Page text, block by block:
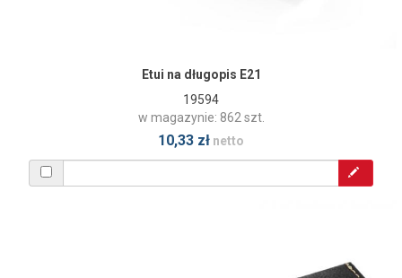
Etui na długopis E21
19594
w magazynie: 862 szt.
10,33 zł netto